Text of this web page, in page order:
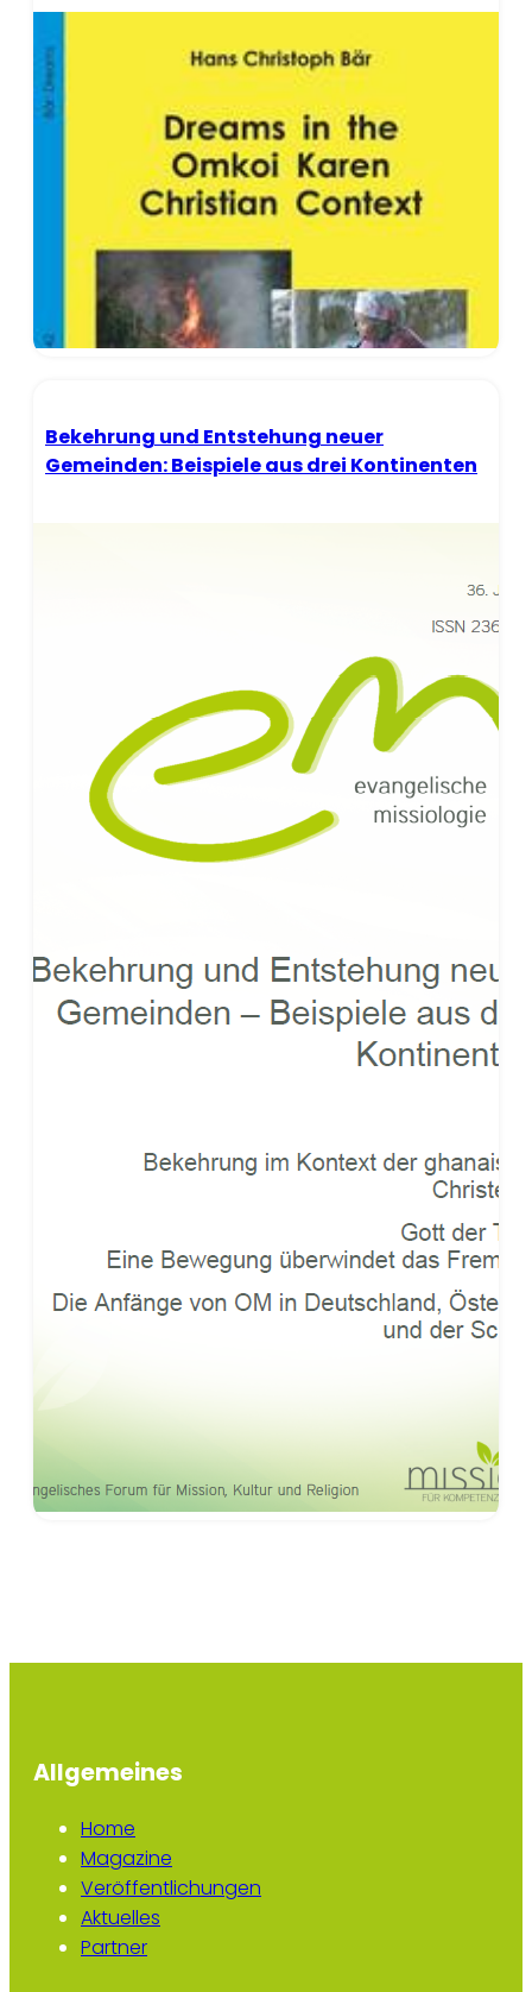
Bekehrung und Entstehung neuer
Gemeinden: Beispiele aus drei Kontinenten
Allgemeines
Home
Magazine
Veröffentlichungen
Aktuelles
Partner